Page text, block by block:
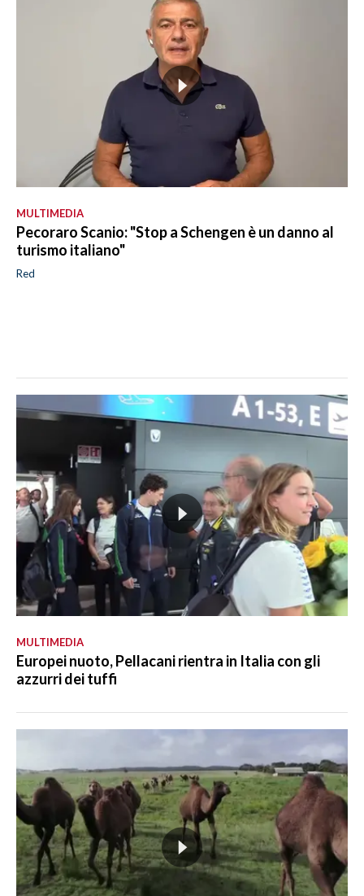
MULTIMEDIA
Pecoraro Scanio: "Stop a Schengen è un danno al
turismo italiano"
Red
MULTIMEDIA
Europei nuoto, Pellacani rientra in Italia con gli
azzurri dei tuffi